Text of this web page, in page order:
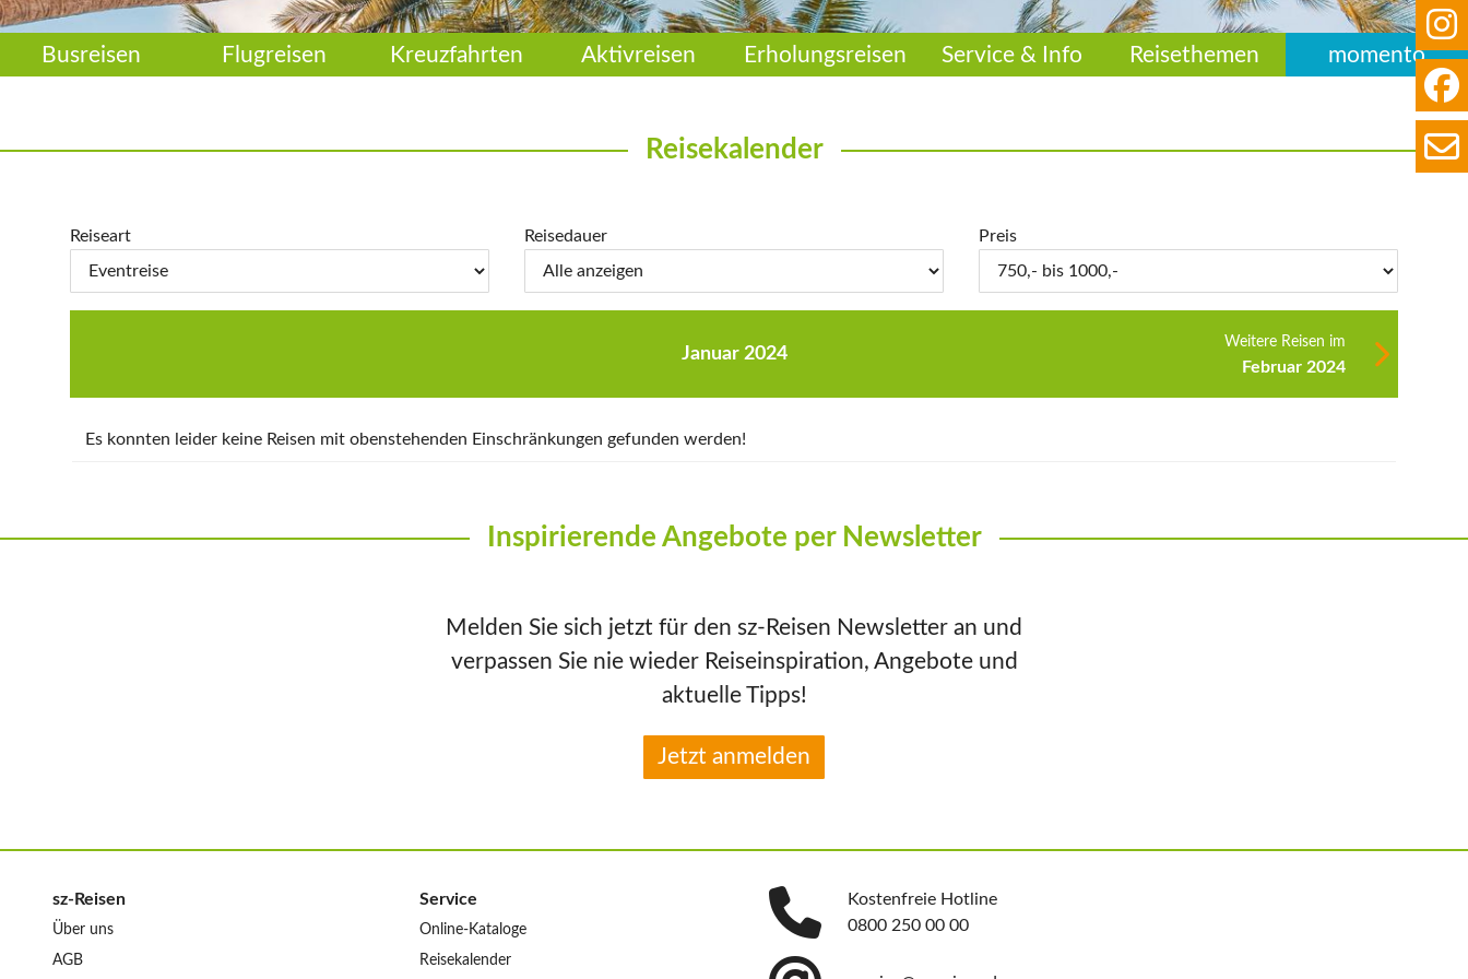
Busreisen Flugreisen Kreuzfahrten Aktivreisen Erholungsreisen Service & Info Reisethemen momento
Reisekalender
Reiseart Reisedauer Preis
Januar 2024
Weitere Reisen im
Februar 2024
Es konnten leider keine Reisen mit obenstehenden Einschränkungen gefunden werden!
Inspirierende Angebote per Newsletter
Melden Sie sich jetzt für den sz-Reisen Newsletter an und
verpassen Sie nie wieder Reiseinspiration, Angebote und
aktuelle Tipps!
Jetzt anmelden
sz-Reisen
Über uns
AGB
Service
Online-Kataloge
Reisekalender
Kostenfreie Hotline
0800 250 00 00